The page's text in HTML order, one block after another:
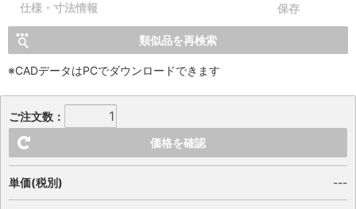
仕様・寸法情報 保存
類似品を再検索
※CADデータはPCでダウンロードできます
ご注文数：
価格を確認
単価(税別) ---